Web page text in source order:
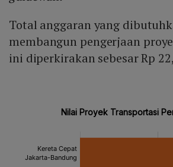
Total anggaran yang
membangun pengerjaan
ini diperkirakan sebesar Rp